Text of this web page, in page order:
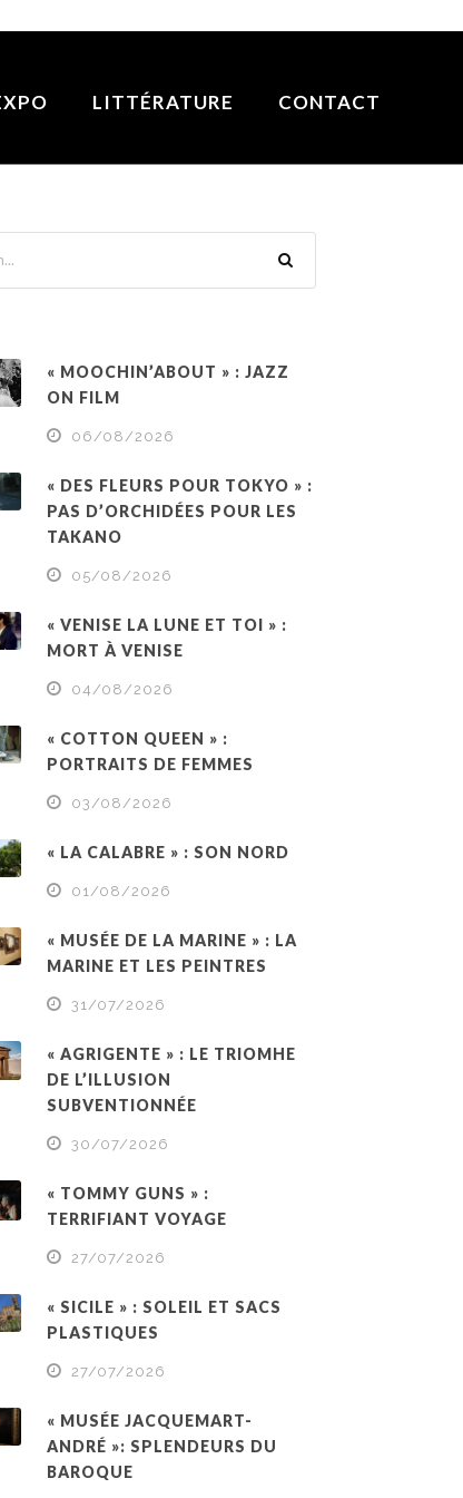
LITTÉRATURE CONTACT
« MOOCHIN’ABOUT » : JAZZ
ON FILM
06/08/2026
« DES FLEURS POUR TOKYO » :
PAS D’ORCHIDÉES POUR LES
TAKANO
05/08/2026
« VENISE LA LUNE ET TOI » :
MORT À VENISE
04/08/2026
« COTTON QUEEN » :
PORTRAITS DE FEMMES
03/08/2026
« LA CALABRE » : SON NORD
01/08/2026
« MUSÉE DE LA MARINE » : LA
MARINE ET LES PEINTRES
31/07/2026
« AGRIGENTE » : LE TRIOMHE
DE L’ILLUSION
SUBVENTIONNÉE
30/07/2026
« TOMMY GUNS » :
TERRIFIANT VOYAGE
27/07/2026
« SICILE » : SOLEIL ET SACS
PLASTIQUES
27/07/2026
« MUSÉE JACQUEMART-
ANDRÉ »: SPLENDEURS DU
BAROQUE